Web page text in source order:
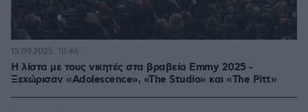
Η λίστα με τους νικητές στα βραβεία Emmy 2025 -
Ξεχώρισαν «Adolescence», «The Studio» και «The Pitt»
15.09.2025, 10:46